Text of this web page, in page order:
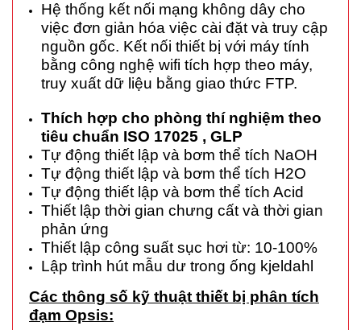
Hệ thống kết nối mạng không dây cho
việc đơn giản hóa việc cài đặt và truy cập
nguồn gốc. Kết nối thiết bị với máy tính
bằng công nghệ wifi tích hợp theo máy,
truy xuất dữ liệu bằng giao thức FTP.
Thích hợp cho phòng thí nghiệm theo
tiêu chuẩn ISO 17025 , GLP
Tự động thiết lập và bơm thể tích NaOH
Tự động thiết lập và bơm thể tích H2O
Tự động thiết lập và bơm thể tích Acid
Thiết lập thời gian chưng cất và thời gian
phản ứng
Thiết lập công suất sục hơi từ: 10-100%
Lập trình hút mẫu dư trong ống kjeldahl
Các thông số kỹ thuật thiết bị phân tích
đạm Opsis: